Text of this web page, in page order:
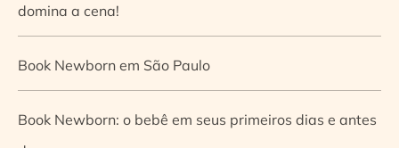
domina a cena!
Book Newborn em São Paulo
Book Newborn: o bebê em seus primeiros dias e antes